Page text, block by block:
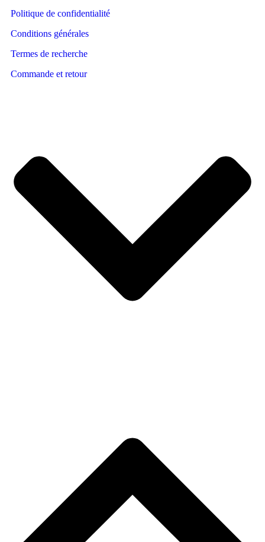
Politique de confidentialité
Conditions générales
Termes de recherche
Commande et retour